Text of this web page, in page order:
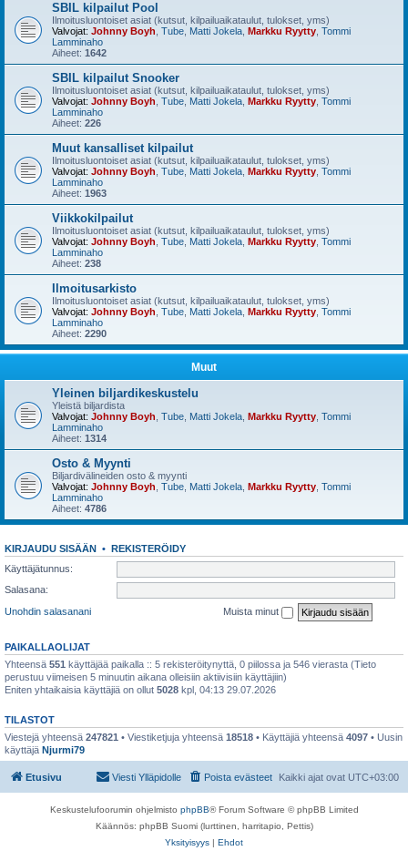
SBIL kilpailut Pool
Ilmoitusluontoiset asiat (kutsut, kilpailuaikataulut, tulokset, yms)
Valvojat: Johnny Boyh Tube Matti Jokela Markku Ryytty Tommi
Lamminaho
Aiheet: 1642
SBIL kilpailut Snooker
Ilmoitusluontoiset asiat (kutsut, kilpailuaikataulut, tulokset, yms)
Valvojat: Johnny Boyh Tube Matti Jokela Markku Ryytty Tommi
Lamminaho
Aiheet: 226
Muut kansalliset kilpailut
Ilmoitusluontoiset asiat (kutsut, kilpailuaikataulut, tulokset, yms)
Valvojat: Johnny Boyh Tube Matti Jokela Markku Ryytty Tommi
Lamminaho
Aiheet: 1963
Viikkokilpailut
Ilmoitusluontoiset asiat (kutsut, kilpailuaikataulut, tulokset, yms)
Valvojat: Johnny Boyh Tube Matti Jokela Markku Ryytty Tommi
Lamminaho
Aiheet: 238
Ilmoitusarkisto
Ilmoitusluontoiset asiat (kutsut, kilpailuaikataulut, tulokset, yms)
Valvojat: Johnny Boyh Tube Matti Jokela Markku Ryytty Tommi
Lamminaho
Aiheet: 2290
Muut
Yleinen biljardikeskustelu
Yleistä biljardista
Valvojat: Johnny Boyh Tube Matti Jokela Markku Ryytty Tommi
Lamminaho
Aiheet: 1314
Osto & Myynti
Biljardivälineiden osto & myynti
Valvojat: Johnny Boyh Tube Matti Jokela Markku Ryytty Tommi
Lamminaho
Aiheet: 4786
KIRJAUDU SISÄÄN • REKISTERÖIDY
Käyttäjätunnus:
Salasana:
Unohdin salasanani
Muista minut
PAIKALLAOLIJAT
Yhteensä 551 käyttäjää paikalla :: 5 rekisteröitynyttä, 0 piilossa ja 546 vierasta (Tieto
perustuu viimeisen 5 minuutin aikana olleisiin aktiivisiin käyttäjiin)
Eniten yhtaikaisia käyttäjiä on ollut 5028 kpl, 04:13 29.07.2026
TILASTOT
Viestejä yhteensä 247821 • Viestiketjuja yhteensä 18518 • Käyttäjiä yhteensä 4097 • Uusin
käyttäjä Njurmi79
Etusivu Kaikki ajat ovat UTC+03:00
Poista evästeet
Viesti Ylläpidolle
Keskustelufoorumin ohjelmisto phpBB® Forum Software © phpBB Limited
Käännös: phpBB Suomi (lurttinen, harritapio, Pettis)
Yksityisyys | Ehdot